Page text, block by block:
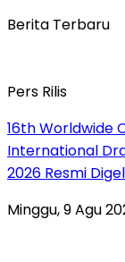
Berita Terbaru
Pers Rilis
16th Worldwide
International
2026 Resmi
Minggu, 9 Agu